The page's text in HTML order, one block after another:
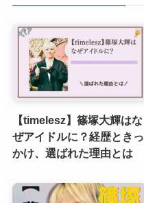
【timelesz】篠塚大輝はな
ぜアイドルに？経歴ときっ
かけ、選ばれた理由とは